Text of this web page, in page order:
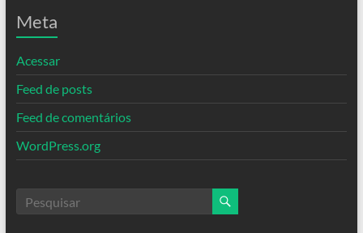
Meta
Acessar
Feed de posts
Feed de comentários
WordPress.org